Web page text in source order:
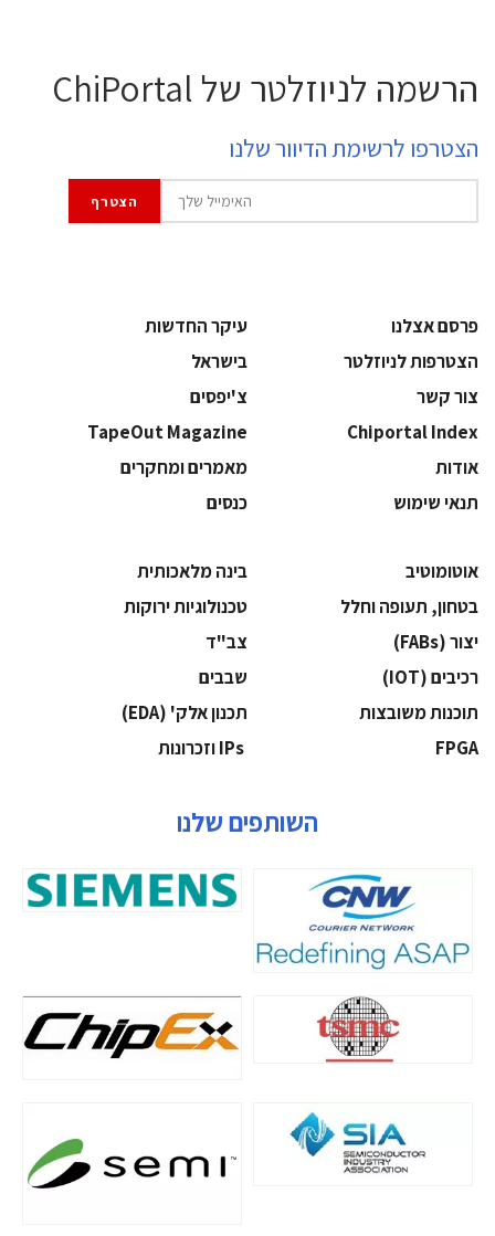
הרשמה לניוזלטר של ChiPortal
הצטרפו לרשימת הדיוור שלנו
פרסם אצלנו
עיקר החדשות
הצטרפות לניוזלטר
בישראל
צור קשר
צ'יפסים
Chiportal Index
TapeOut Magazine
אודות
מאמרים ומחקרים
תנאי שימוש
כנסים
אוטומוטיב
בינה מלאכותית
בטחון, תעופה וחלל
‫טכנולוגיות ירוקות‬
‫יצור (‪(FABs‬‬
‫צב"ד‬
‫רכיבים‬ (IOT)
‫שבבים‬
‫תוכנות משובצות‬
‫תכנון אלק' (‪(EDA‬‬
‫‪FPGA‬‬
השותפים שלנו